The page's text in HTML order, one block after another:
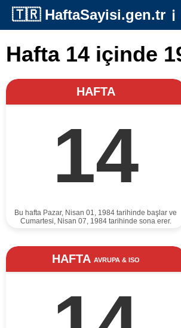
🇹🇷 HaftaSayisi.gen.tr ℹ️
Hafta 14 içinde
HAFTA
14
Bu hafta Pazar, Nisan 01, 1984 tarihinde başlar ve
Cumartesi, Nisan 07, 1984 tarihinde sona erer.
HAFTA AVRUPA & ISO